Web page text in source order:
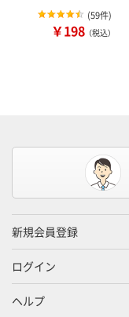
(59件)
￥198 （税込）
新規会員登録
ログイン
ヘルプ